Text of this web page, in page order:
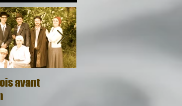
avant
Quel cadeau, quel